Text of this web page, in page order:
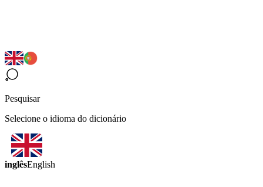
Pesquisar
Selecione o idioma do dicionário
inglêsEnglish